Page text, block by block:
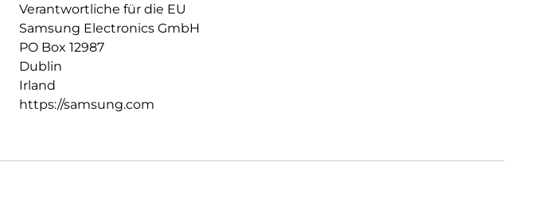
Verantwortliche für die EU
Samsung Electronics GmbH
PO Box 12987
Dublin
Irland
https://samsung.com